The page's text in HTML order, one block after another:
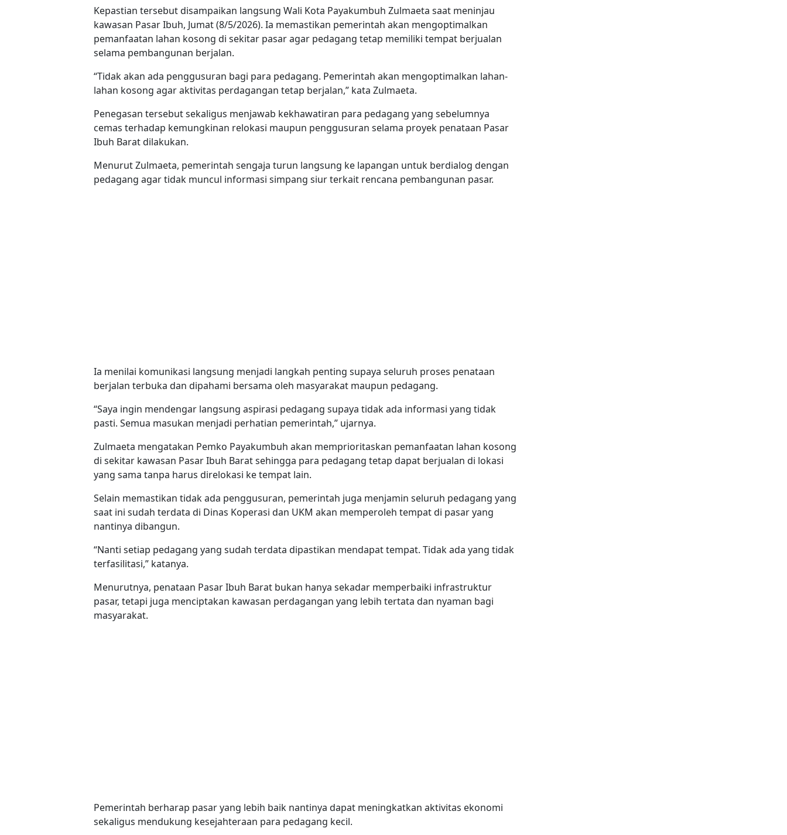
Kepastian tersebut disampaikan langsung Wali Kota Payakumbuh Zulmaeta saat meninjau
kawasan Pasar Ibuh, Jumat (8/5/2026). Ia memastikan pemerintah akan mengoptimalkan
pemanfaatan lahan kosong di sekitar pasar agar pedagang tetap memiliki tempat berjualan
selama pembangunan berjalan.
“Tidak akan ada penggusuran bagi para pedagang. Pemerintah akan mengoptimalkan lahan-
lahan kosong agar aktivitas perdagangan tetap berjalan,” kata Zulmaeta.
Penegasan tersebut sekaligus menjawab kekhawatiran para pedagang yang sebelumnya
cemas terhadap kemungkinan relokasi maupun penggusuran selama proyek penataan Pasar
Ibuh Barat dilakukan.
Menurut Zulmaeta, pemerintah sengaja turun langsung ke lapangan untuk berdialog dengan
pedagang agar tidak muncul informasi simpang siur terkait rencana pembangunan pasar.
Ia menilai komunikasi langsung menjadi langkah penting supaya seluruh proses penataan
berjalan terbuka dan dipahami bersama oleh masyarakat maupun pedagang.
“Saya ingin mendengar langsung aspirasi pedagang supaya tidak ada informasi yang tidak
pasti. Semua masukan menjadi perhatian pemerintah,” ujarnya.
Zulmaeta mengatakan Pemko Payakumbuh akan memprioritaskan pemanfaatan lahan kosong
di sekitar kawasan Pasar Ibuh Barat sehingga para pedagang tetap dapat berjualan di lokasi
yang sama tanpa harus direlokasi ke tempat lain.
Selain memastikan tidak ada penggusuran, pemerintah juga menjamin seluruh pedagang yang
saat ini sudah terdata di Dinas Koperasi dan UKM akan memperoleh tempat di pasar yang
nantinya dibangun.
“Nanti setiap pedagang yang sudah terdata dipastikan mendapat tempat. Tidak ada yang tidak
terfasilitasi,” katanya.
Menurutnya, penataan Pasar Ibuh Barat bukan hanya sekadar memperbaiki infrastruktur
pasar, tetapi juga menciptakan kawasan perdagangan yang lebih tertata dan nyaman bagi
masyarakat.
Pemerintah berharap pasar yang lebih baik nantinya dapat meningkatkan aktivitas ekonomi
sekaligus mendukung kesejahteraan para pedagang kecil.